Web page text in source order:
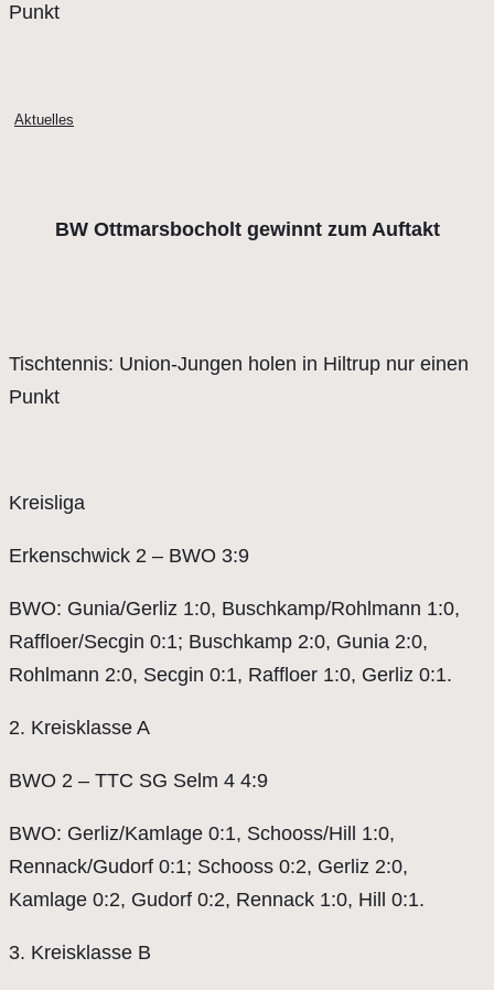
Punkt
Aktuelles
BW Ottmarsbocholt gewinnt zum Auftakt
Tischtennis: Union-Jungen holen in Hiltrup nur einen
Punkt
Kreisliga
Erkenschwick 2 – BWO 3:9
BWO: Gunia/Gerliz 1:0, Buschkamp/Rohlmann 1:0,
Raffloer/Secgin 0:1; Buschkamp 2:0, Gunia 2:0,
Rohlmann 2:0, Secgin 0:1, Raffloer 1:0, Gerliz 0:1.
2. Kreisklasse A
BWO 2 – TTC SG Selm 4 4:9
BWO: Gerliz/Kamlage 0:1, Schooss/Hill 1:0,
Rennack/Gudorf 0:1; Schooss 0:2, Gerliz 2:0,
Kamlage 0:2, Gudorf 0:2, Rennack 1:0, Hill 0:1.
3. Kreisklasse B